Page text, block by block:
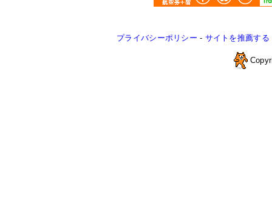
プライバシーポリシー - サイトを推薦する